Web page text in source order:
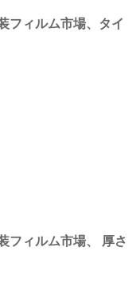
フィルム市場、タイ
フィルム市場、
厚さ